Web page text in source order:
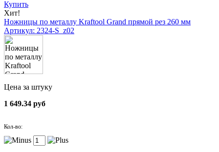
Купить
Хит!
Ножницы по металлу Kraftool Grand прямой рез 260 мм
Артикул: 2324-S_z02
Цена за штуку
1 649.34 руб
Кол-во: